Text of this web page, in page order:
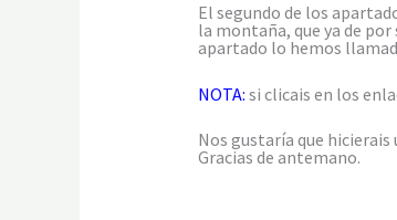
El segundo de los
la montaña, que ya de
apartado lo hemos
NOTA: si clicais en los
Nos gustaría que
Gracias de antemano.